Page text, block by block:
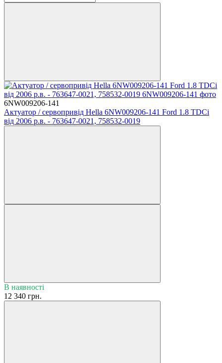
6NW009206-141
Актуатор / сервопривід Hella 6NW009206-141 Ford 1.8 TDCi
від 2006 р.в. - 763647-0021, 758532-0019
В наявності
12 340 грн.